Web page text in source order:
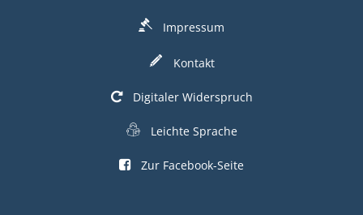
Impressum
Kontakt
Digitaler Widerspruch
Leichte Sprache
Zur Facebook-Seite